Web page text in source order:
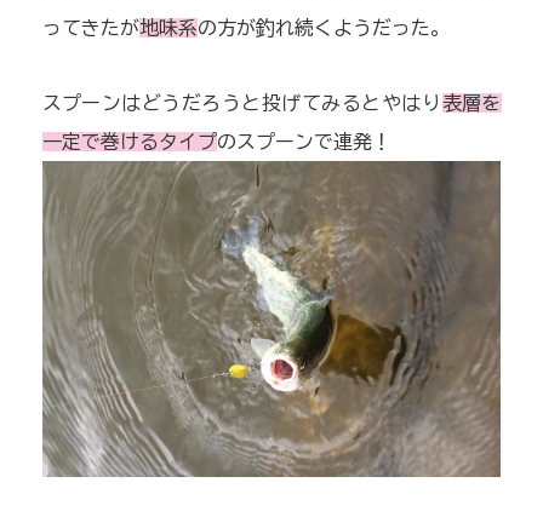
ってきたが地味系の方が釣れ続くようだった。
スプーンはどうだろうと投げてみるとやはり 表層を
一定で巻けるタイプのスプーンで連発！